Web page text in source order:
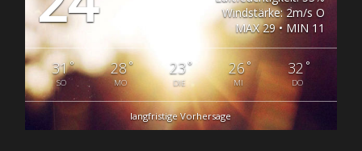
Windstärke: 2m/s O
MAX 29 • MIN 11
31°
SO
28°
MO
23°
DIE
26°
MI
32 °
DO
langfristige Vorhersage